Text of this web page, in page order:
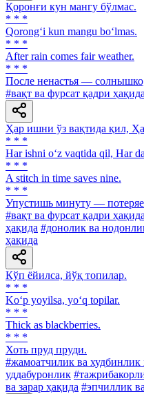
Қоронғи кун мангу бўлмас.
* * *
Qorong‘i kun mangu bo‘lmas.
* * *
After rain comes fair weather.
* * *
После ненастья —
#вақт ва фурсат қадри ҳақида
Ҳар ишни ўз вақтида қил,
* * *
Har ishni o‘z vaqtida qil, Har
* * *
A stitch in time saves nine.
* * *
Упустишь минуту —
#вақт ва фурсат қадри ҳақида
ҳақида #донолик ва
ҳақида
Кўп ёйилса, йўқ топилар.
* * *
Ko‘p yoyilsa, yo‘q topilar.
* * *
Thick as blackberries.
* * *
Хоть пруд пруди.
#жамоатчилик ва худбинлик
уддабуронлик
ва зарар ҳақида #эпчиллик